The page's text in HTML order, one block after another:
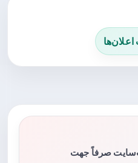
صرفاً جهت